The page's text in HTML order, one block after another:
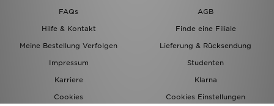
FAQs
AGB
Hilfe & Kontakt
Finde eine Filiale
Meine Bestellung Verfolgen
Lieferung & Rücksendung
Impressum
Studenten
Karriere
Klarna
Cookies
Cookies Einstellungen